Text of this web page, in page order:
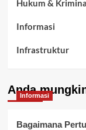
Hukum &
Informasi
Infrastruktur
Kepegawaian &
Kesehatan
Anda
Informasi
Bagaimana